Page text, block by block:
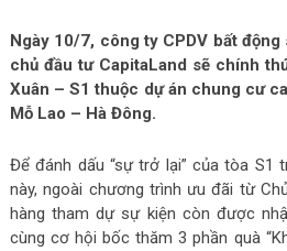
Ngày 10/7, công ty CPDV bất
chủ đầu tư CapitaLand sẽ chính
Xuân – S1 thuộc dự án chung cư
Mỗ Lao – Hà Đông.
Để đánh dấu “sự trở lại” của tòa S1
này, ngoài chương trình ưu đãi từ
hàng tham dự sự kiện còn được
cùng cơ hội bốc thăm 3 phần quà